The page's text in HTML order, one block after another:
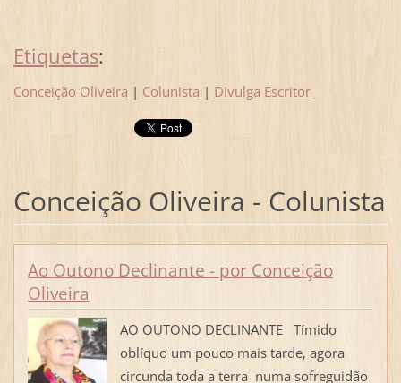
Etiquetas:
Conceição Oliveira | Colunista | Divulga Escritor
Conceição Oliveira - Colunista
Ao Outono Declinante - por Conceição
Oliveira
AO OUTONO DECLINANTE Tímido
oblíquo um pouco mais tarde, agora
circunda toda a terra numa sofreguidão